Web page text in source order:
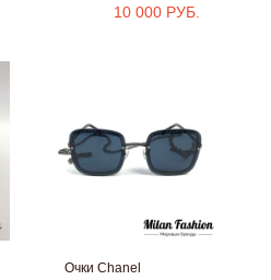
10 000 РУБ.
Очки Chanel